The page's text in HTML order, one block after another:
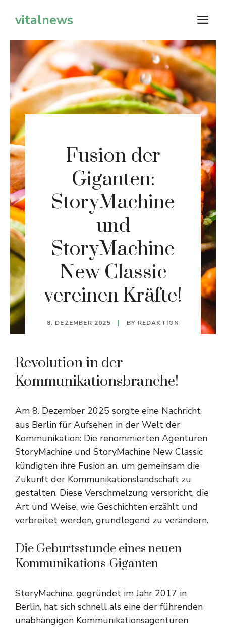
Inhaltvitalnews
Fusion der
Giganten:
StoryMachine
und
StoryMachine
New Classic
vereinen Kräfte!
8. DEZEMBER 2025 BY REDAKTION
Revolution in der
Kommunikationsbranche!
Am 8. Dezember 2025 sorgte eine Nachricht
aus Berlin für Aufsehen in der Welt der
Kommunikation: Die renommierten Agenturen
StoryMachine und StoryMachine New Classic
kündigten ihre Fusion an, um gemeinsam die
Zukunft der Kommunikationslandschaft zu
gestalten. Diese Verschmelzung verspricht, die
Art und Weise, wie Geschichten erzählt und
verbreitet werden, grundlegend zu verändern.
Die Geburtsstunde eines neuen
Kommunikations-Giganten
StoryMachine, gegründet im Jahr 2017 in
Berlin, hat sich schnell als eine der führenden
unabhängigen Kommunikationsagenturen